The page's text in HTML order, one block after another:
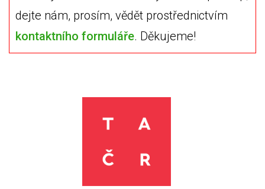
dejte nám, prosím, vědět prostřednictvím
kontaktního formuláře. Děkujeme!